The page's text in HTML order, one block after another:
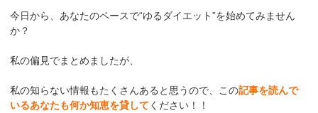
今日から、あなたのペースで“ゆるダイエット”を始めてみません
か？
私の偏見でまとめましたが、
私の知らない情報もたくさんあると思うので、この記事を読んで
いるあなたも何か知恵を貸して ください！！